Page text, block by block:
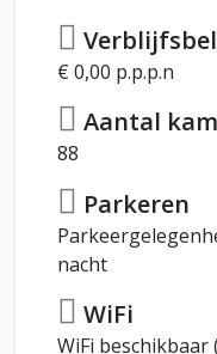
€ 0,00 p.p.p.n
Aantal
88
Parkeren
nacht
WiFi
WiFi beschikbaar